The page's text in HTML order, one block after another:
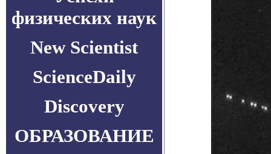
физических наук
New Scientist
ScienceDaily
Discovery
ОБРАЗОВАНИЕ